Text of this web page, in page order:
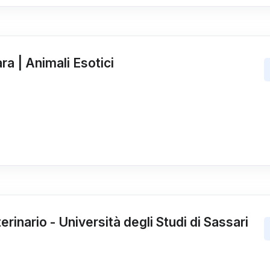
| Animali Esotici
- Università degli Studi di Sassari